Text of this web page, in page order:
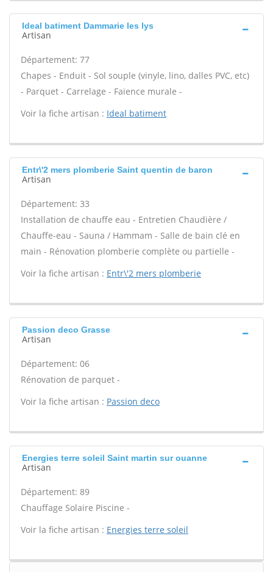
Ideal batiment Dammarie les lys
Artisan
Département: 77
Chapes - Enduit - Sol souple (vinyle, lino, dalles PVC, etc)
- Parquet - Carrelage - Faïence murale -
Voir la fiche artisan : Ideal batiment
Entr\'2 mers plomberie Saint quentin de baron
Artisan
Département: 33
Installation de chauffe eau - Entretien Chaudière /
Chauffe-eau - Sauna / Hammam - Salle de bain clé en
main - Rénovation plomberie complète ou partielle -
Voir la fiche artisan : Entr\'2 mers plomberie
Passion deco Grasse
Artisan
Département: 06
Rénovation de parquet -
Voir la fiche artisan : Passion deco
Energies terre soleil Saint martin sur ouanne
Artisan
Département: 89
Chauffage Solaire Piscine -
Voir la fiche artisan : Energies terre soleil